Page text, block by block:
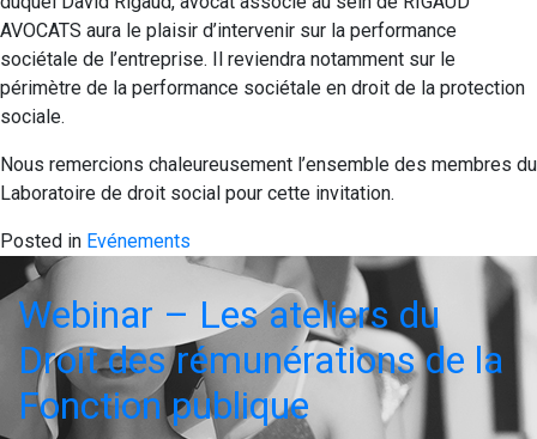
AVOCATS aura le plaisir d’intervenir sur la performance
sociétale de l’entreprise. Il reviendra notamment sur le
périmètre de la performance sociétale en droit de la protection
sociale.
Nous remercions chaleureusement l’ensemble des membres du
Laboratoire de droit social pour cette invitation.
Posted in Evénements
Webinar – Les ateliers du
Droit des rémunérations de la
Fonction publique